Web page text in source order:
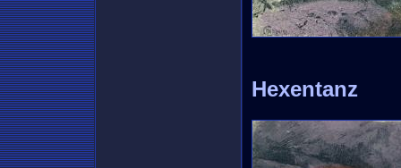
Hexentanz